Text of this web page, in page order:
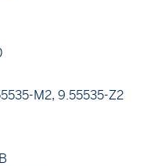
M2, 9.55535-Z2